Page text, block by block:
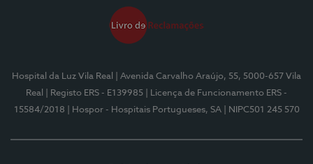
Hospital da Luz Vila Real
| Avenida Carvalho Araújo, 55, 5000-657 Vila
Real
| Registo ERS - E139985
| Licença de Funcionamento ERS -
15584/2018
| Hospor - Hospitais Portugueses, SA | NIPC501 245 570